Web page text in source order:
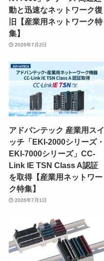
動と迅速なネットワーク復
旧【産業用ネットワーク特
集】
2026年7月2日
アドバンテック 産業用スイ
ッチ「EKI-2000シリーズ・
EKI-7000シリーズ」CC-
Link IE TSN Class A認証
を取得【産業用ネットワー
ク特集】
2026年7月1日